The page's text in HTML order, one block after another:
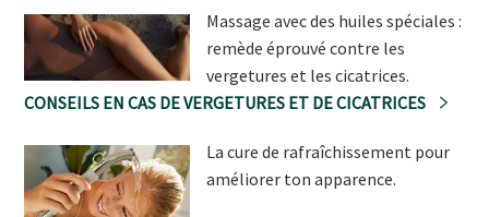
Massage avec des huiles spéciales :
remède éprouvé contre les
vergetures et les cicatrices.
CONSEILS EN CAS DE VERGETURES ET DE CICATRICES
La cure de rafraîchissement pour
améliorer ton apparence.